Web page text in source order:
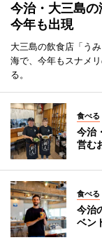
今治・大三島
今年も出現
大三島の飲食店「う
海で、今年もスナメ
る。
食べる
今治
営む
食べる
今治
ベン